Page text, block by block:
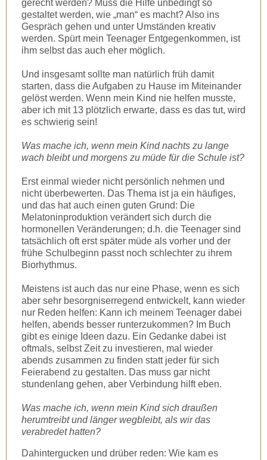
gerecht werden? Muss die Hilfe unbedingt so
gestaltet werden, wie „man“ es macht? Also ins
Gespräch gehen und unter Umständen kreativ
werden. Spürt mein Teenager Entgegenkommen, ist
ihm selbst das auch eher möglich.
Und insgesamt sollte man natürlich früh damit
starten, dass die Aufgaben zu Hause im Miteinander
gelöst werden. Wenn mein Kind nie helfen musste,
aber ich mit 13 plötzlich erwarte, dass es das tut, wird
es schwierig sein!
Was mache ich, wenn mein Kind nachts zu lange
wach bleibt und morgens zu müde für die Schule ist?
Erst einmal wieder nicht persönlich nehmen und
nicht überbewerten. Das Thema ist ja ein häufiges,
und das hat auch einen guten Grund: Die
Melatoninproduktion verändert sich durch die
hormonellen Veränderungen; d.h. die Teenager sind
tatsächlich oft erst später müde als vorher und der
frühe Schulbeginn passt noch schlechter zu ihrem
Biorhythmus.
Meistens ist auch das nur eine Phase, wenn es sich
aber sehr besorgniserregend entwickelt, kann wieder
nur Reden helfen: Kann ich meinem Teenager dabei
helfen, abends besser runterzukommen? Im Buch
gibt es einige Ideen dazu. Ein Gedanke dabei ist
oftmals, selbst Zeit zu investieren, mal wieder
abends zusammen zu finden statt jeder für sich
Feierabend zu gestalten. Das muss gar nicht
stundenlang gehen, aber Verbindung hilft eben.
Was mache ich, wenn mein Kind sich draußen
herumtreibt und länger wegbleibt, als wir das
verabredet hatten?
Dahintergucken und drüber reden: Wie kam es